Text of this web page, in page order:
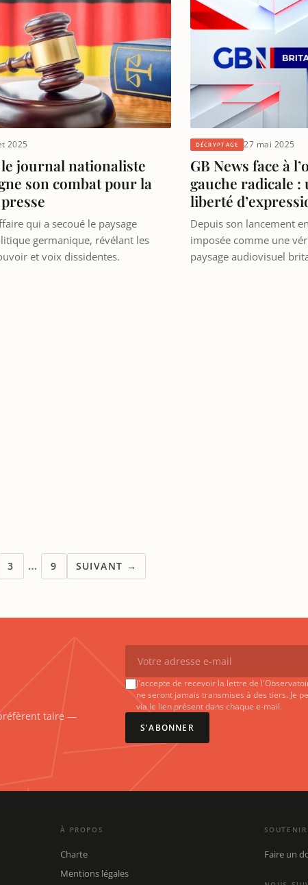
2025
journal nationaliste
son combat pour la
qui a secoué le paysage
germanique, révélant les
et voix dissidentes.
DÉCRYPTAGE 27 mai 2025
GB News face à
gauche radicale
liberté
Depuis son lancement
imposée comme une
paysage audiovisuel
3 … 9 SUIVANT →
taire —
J'accepte de recevoir la lettre de
ne seront jamais transmises à des tiers. Je
via le lien présent dans chaque e-mail.
S'ABONNER
À PROPOS
Charte
Mentions légales
SOUTENIR
Faire un